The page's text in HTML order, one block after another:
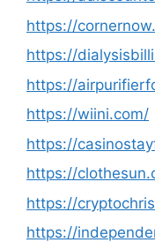
https://
https://
https://
https://wiini.com/
https://
https://
https://
https://